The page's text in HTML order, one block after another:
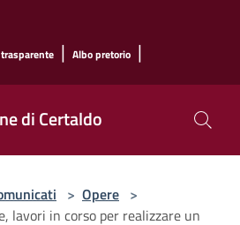
| Albo pretorio |
di Certaldo
> Opere >
lavori in corso per realizzare un